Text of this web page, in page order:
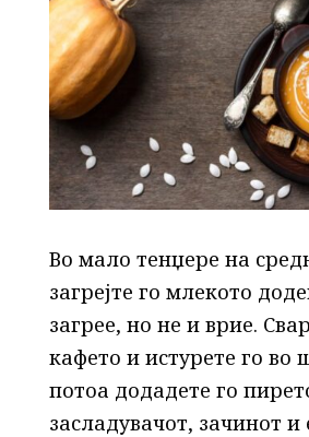
Во мало тенџере на
загрејте го млекото
загрее, но не и врие.
кафето и истурете го во
потоа додадете го
засладувачот, зачинот и